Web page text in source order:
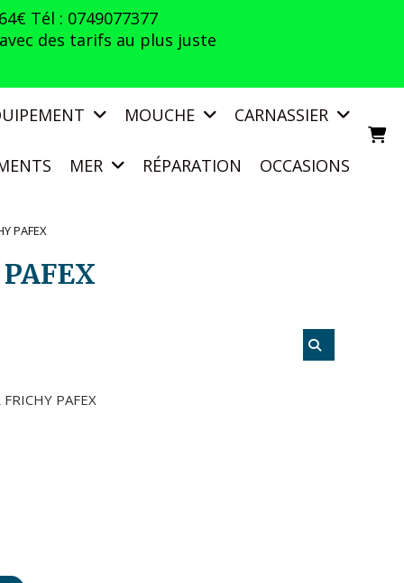
Tél : 0749077377
des tarifs au plus juste
MOUCHE CARNASSIER
MER RÉPARATION OCCASIONS
PAFEX
PAFEX